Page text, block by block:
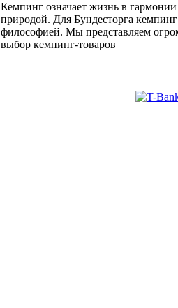
Кемпинг означает жизнь в гармонии
природой. Для Бундесторга кемпинг
философией. Мы представляем
выбор кемпинг-товаров